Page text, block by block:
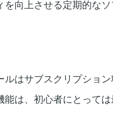
を向上させる定期的な
ルはサブスクリプション
能は、初心者にとって